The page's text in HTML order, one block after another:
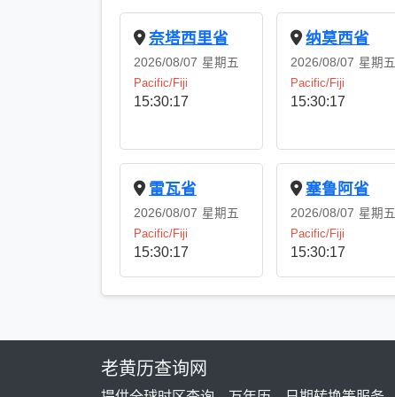
奈塔西里省
2026/08/07 星期五
Pacific/Fiji
15:30:18
纳莫西省
2026/08/07 星期五
Pacific/Fiji
15:30:18
雷瓦省
2026/08/07 星期五
Pacific/Fiji
15:30:18
塞鲁阿省
2026/08/07 星期五
Pacific/Fiji
15:30:18
老黄历查询网